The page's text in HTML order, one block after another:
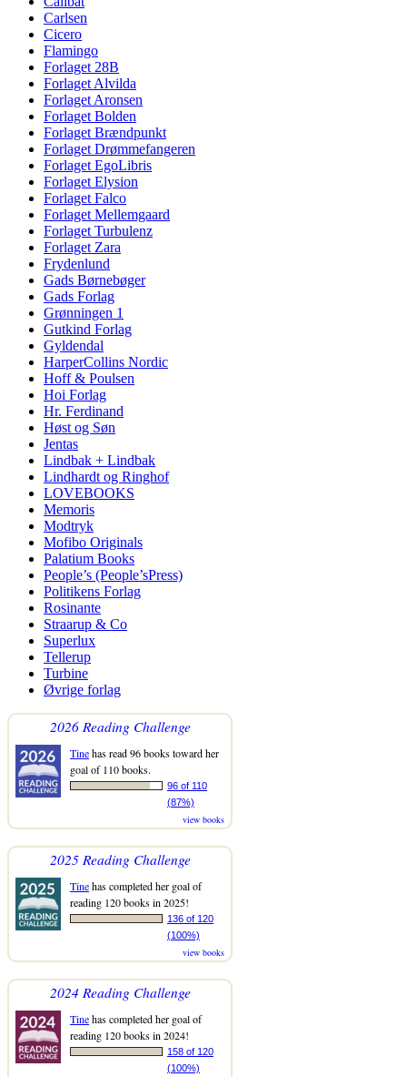
Carlsen
Cicero
Flamingo
Forlaget 28B
Forlaget Alvilda
Forlaget Aronsen
Forlaget Bolden
Forlaget Brændpunkt
Forlaget Drømmefangeren
Forlaget EgoLibris
Forlaget Elysion
Forlaget Falco
Forlaget Mellemgaard
Forlaget Turbulenz
Forlaget Zara
Frydenlund
Gads Børnebøger
Gads Forlag
Grønningen 1
Gutkind Forlag
Gyldendal
HarperCollins Nordic
Hoff & Poulsen
Hoi Forlag
Hr. Ferdinand
Høst og Søn
Jentas
Lindbak + Lindbak
Lindhardt og Ringhof
LOVEBOOKS
Memoris
Modtryk
Mofibo Originals
Palatium Books
People’s (People’sPress)
Politikens Forlag
Rosinante
Straarup & Co
Superlux
Tellerup
Turbine
Øvrige forlag
2026 Reading Challenge
Tinehas read 96 books toward her
goal of 110 books.
96 of 110
(87%)
view books
2025 Reading Challenge
Tinehas completed her goal of
reading 120 books in 2025!
136 of 120
(100%)
view books
2024 Reading Challenge
Tinehas completed her goal of
reading 120 books in 2024!
158 of 120
(100%)